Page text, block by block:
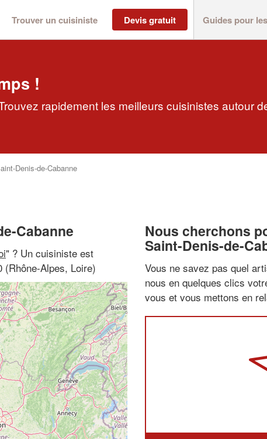
Trouver un cuisiniste Devis gratuit Guides pour
!
rapidement les meilleurs cuisinistes autour
Denis-de-Cabanne
Cabanne
" ? Un cuisiniste est
(Rhône-Alpes, Loire)
Nous cherchons
Saint-Denis-de-
Vous ne savez pas quel
nous en quelques clics
vous et vous mettons en